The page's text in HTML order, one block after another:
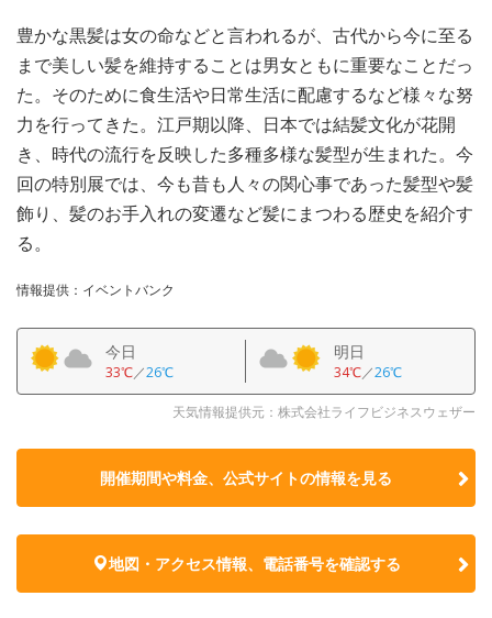
豊かな黒髪は女の命などと言われるが、古代から今に至る
まで美しい髪を維持することは男女ともに重要なことだっ
た。そのために食生活や日常生活に配慮するなど様々な努
力を行ってきた。江戸期以降、日本では結髪文化が花開
き、時代の流行を反映した多種多様な髪型が生まれた。今
回の特別展では、今も昔も人々の関心事であった髪型や髪
飾り、髪のお手入れの変遷など髪にまつわる歴史を紹介す
る。
情報提供：イベントバンク
今日
33℃／26℃
明日
34℃／26℃
天気情報提供元：株式会社ライフビジネスウェザー
開催期間や料金、公式サイトの情報を見る
地図・アクセス情報、電話番号を確認する